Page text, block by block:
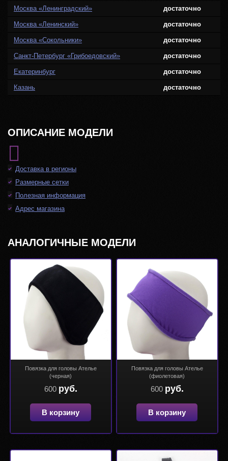
Москва «Ленинградский» достаточно
Москва «Ленинский» достаточно
Москва «Сокольники» достаточно
Санкт-Петербург «Грибоедовский» достаточно
Екатеринбург достаточно
Казань достаточно
ОПИСАНИЕ МОДЕЛИ
Доставка в регионы
Размерные сетки
Полезная информация
Адрес магазина
АНАЛОГИЧНЫЕ МОДЕЛИ
Повязка для головы Ателье
(черная)
600 руб.
В корзину
Повязка для головы Ателье
(фиолетовая)
600 руб.
В корзину